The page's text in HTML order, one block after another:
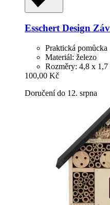
Esschert Design
Praktická pomůcka
Materiál: železo
Rozměry: 4,8 x 1,7
100,00 Kč
Doručení do 12. srpna